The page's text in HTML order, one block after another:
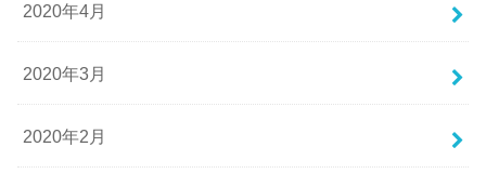
2020年4月
2020年3月
2020年2月